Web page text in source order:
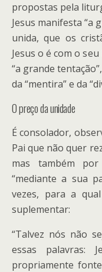
propostas pela
Jesus manifesta “a
unida, que os
Jesus o é com o
“a grande
da “mentira” e da
O preço da unidade
É consolador,
Pai que não quer
mas também por
“mediante a sua
vezes, para a
suplementar:
“Talvez nós não
essas palavras:
propriamente